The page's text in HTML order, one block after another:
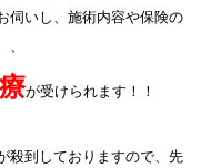
伺いし、施術内容や保険の
が受けられます！！
殺到しておりますので、先